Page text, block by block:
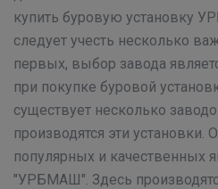
купить буровую установку
следует учесть несколько
первых, выбор завода
при покупке буровой
существует несколько
производятся эти установки.
популярных и качественных
"УРБМАШ". Здесь